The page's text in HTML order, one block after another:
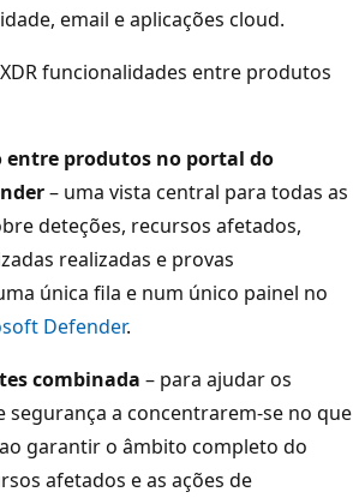
email e aplicações cloud.
funcionalidades entre produtos
entre produtos no portal do
– uma vista central para todas as
deteções, recursos afetados,
realizadas e provas
única fila e num único painel no
Defender.
combinada – para ajudar os
segurança a concentrarem-se no que
garantir o âmbito completo do
afetados e as ações de